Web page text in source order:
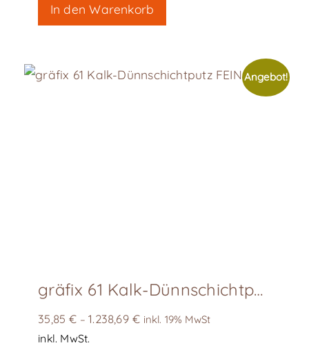
In den Warenkorb
Angebot!
gräfix 61 Kalk-Dünnschichtputz FEIN
35,85€ –1.238,69€ inkl. 19% MwSt
inkl. MwSt.